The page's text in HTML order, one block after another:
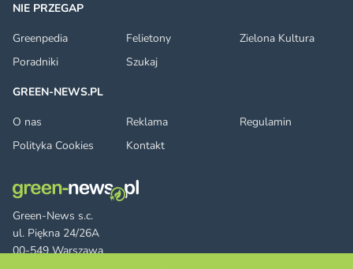
Green-News s.c.
ul. Piękna 24/26A
00-549 Warszawa
NIE PRZEGAP
Greenpedia
Felietony
Zielona Kultura
Poradniki
Szukaj
GREEN-NEWS.PL
O nas
Reklama
Regulamin
Polityka Cookies
Kontakt